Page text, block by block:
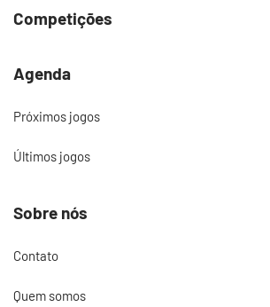
Competições
Agenda
Próximos jogos
Últimos jogos
Sobre nós
Contato
Quem somos